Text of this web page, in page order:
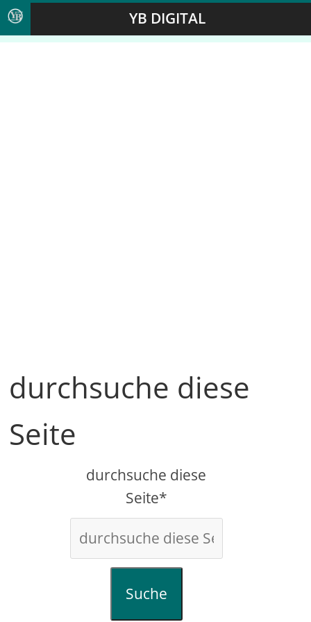
YB DIGITAL
durchsuche diese
Seite
durchsuche diese
Seite*
Suche